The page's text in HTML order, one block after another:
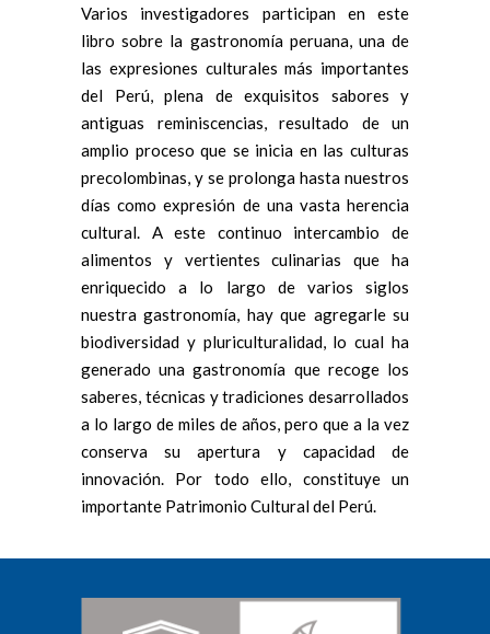
Varios investigadores participan en este
libro sobre la gastronomía peruana, una de
las expresiones culturales más importantes
del Perú, plena de exquisitos sabores y
antiguas reminiscencias, resultado de un
amplio proceso que se inicia en las culturas
precolombinas, y se prolonga hasta nuestros
días como expresión de una vasta herencia
cultural. A este continuo intercambio de
alimentos y vertientes culinarias que ha
enriquecido a lo largo de varios siglos
nuestra gastronomía, hay que agregarle su
biodiversidad y pluriculturalidad, lo cual ha
generado una gastronomía que recoge los
saberes, técnicas y tradiciones desarrollados
a lo largo de miles de años, pero que a la vez
conserva su apertura y capacidad de
innovación. Por todo ello, constituye un
importante Patrimonio Cultural del Perú.